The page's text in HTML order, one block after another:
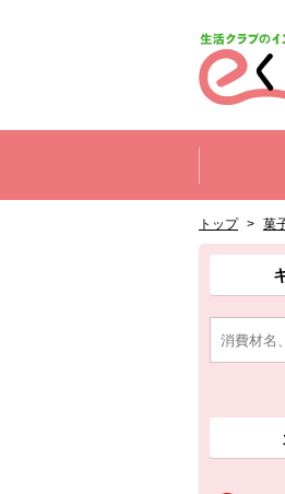
トップ > 菓
ここから
消費材検
ここから
ここから
組合員向
ここから